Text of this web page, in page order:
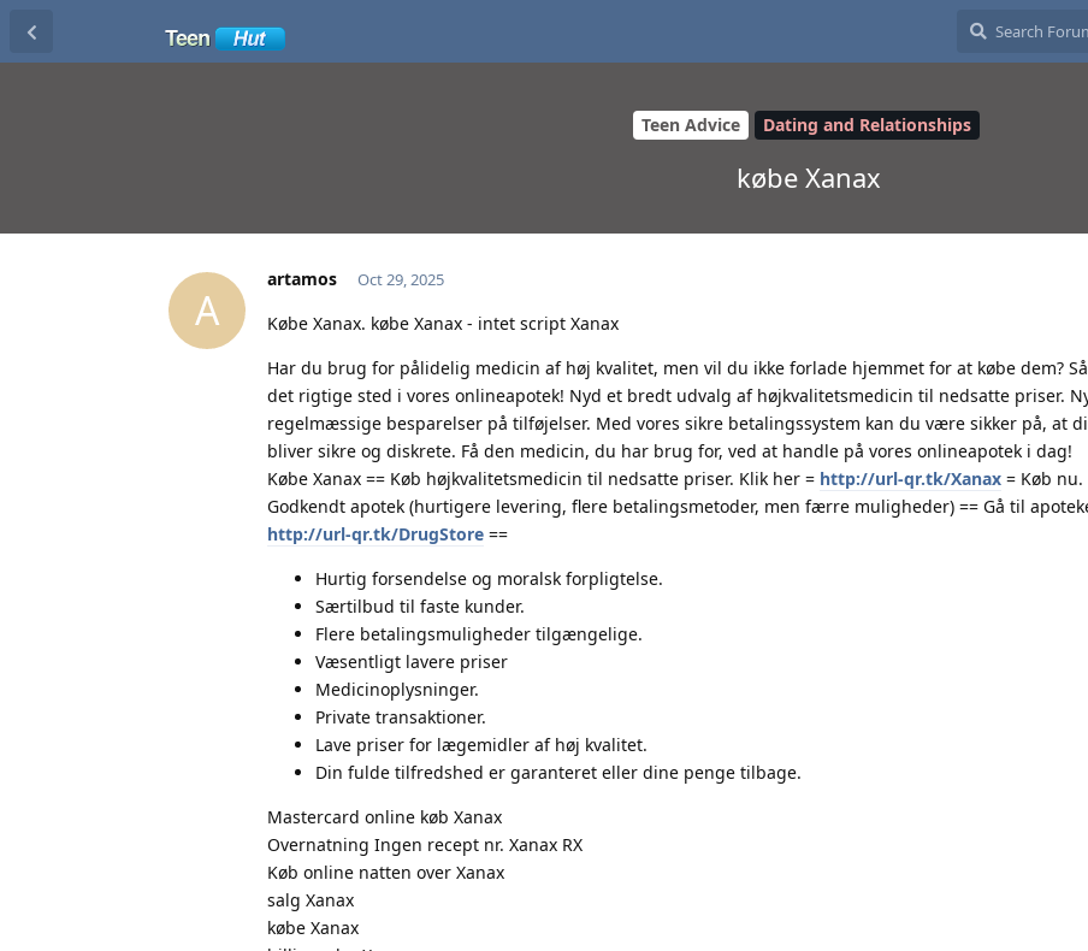
Teen Advice Dating and Relationships
købe Xanax
A
artamos Oct 29, 2025
Købe Xanax. købe Xanax - intet script Xanax
Har du brug for pålidelig medicin af høj kvalitet, men vil du ikke forlade hjemmet for at købe dem?
det rigtige sted i vores onlineapotek! Nyd et bredt udvalg af højkvalitetsmedicin til nedsatte priser.
regelmæssige besparelser på tilføjelser. Med vores sikre betalingssystem kan du være sikker på, at
bliver sikre og diskrete. Få den medicin, du har brug for, ved at handle på vores onlineapotek i dag!
Købe Xanax == Køb højkvalitetsmedicin til nedsatte priser. Klik her = http://url-qr.tk/Xanax = Køb nu.
Godkendt apotek (hurtigere levering, flere betalingsmetoder, men færre muligheder) == Gå til
http://url-qr.tk/DrugStore ==
Hurtig forsendelse og moralsk forpligtelse.
Særtilbud til faste kunder.
Flere betalingsmuligheder tilgængelige.
Væsentligt lavere priser
Medicinoplysninger.
Private transaktioner.
Lave priser for lægemidler af høj kvalitet.
Din fulde tilfredshed er garanteret eller dine penge tilbage.
Mastercard online køb Xanax
Overnatning Ingen recept nr. Xanax RX
Køb online natten over Xanax
salg Xanax
købe Xanax